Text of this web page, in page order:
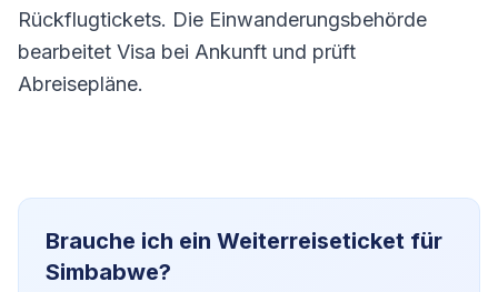
Rückflugtickets. Die Einwanderungsbehörde
bearbeitet Visa bei Ankunft und prüft
Abreisepläne.
Brauche ich ein Weiterreiseticket für
Simbabwe?